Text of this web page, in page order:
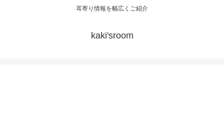
耳寄り情報を幅広くご紹介
kaki'sroom